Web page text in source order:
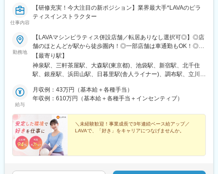
無印良品は衣食住にわたる幅広い商品とサービスによって暮らし
の総合提案ができます。個店経営によってその強みを最大限に活
かすことがお客様の役に立ち、「感じ良い暮らしと社会」の実現
■当社について：
「感じ良い暮らしと社会」の実現を目指して無印良品をはじめと
した、様々な事業を展開しています。ESG経営を本業として、
「実質本位のモノづくり」や社会課題に対する取り組みを行って
その中で、無印良品は「暮らしの基本」となる商品を、適正な品
質と価格でお客様に提供しています。店舗を担う営業本部販売部
そして現在、2028年8月期までの3か年計画（営業収益1兆円、営
業利益1,000億円、営業利益率10％）達成を目指し、下記取り組
みに注力しています。
・「個店経営」を実現するための仕組みの整備
・各地域・店舗による自律的な商いの実践
仕事内容
【研修充実！今大注目の新ポジション】業界最大手*LAVAのピラ
ティスインストラクター
勤務地
【LAVAマシンピラティス併設店舗／転居ありなし選択可◎】◎店
舗のほとんどが駅から徒歩圏内！◎一部店舗は車通勤もOK！◎毎
月平均3店舗、新店OPEN中！ ■ 関東東京／神奈川／千葉／埼玉／
茨城／栃木 ■ 関西大阪／京都／兵庫／奈良／和歌山 ■ その他【北
海道・東北】北海道／宮城／秋田／福島【中部】愛知／静岡／長
／長崎／鹿児島＼海外勤務チャンスあり！／日本で経験を積んだ
あと、シンガポール、マレーシア、ベトナムのLAVA店舗で2～6カ
連続ベースアップ！未経験でも月収43万円可■選べる働き方充
実！転居ありorなし選択可■住宅手当最大月5万円（規定あり）■イ
ンセンティブ平均額93万円！■長期休暇も取得OK！5連休取得率
90％超■産育休取得率100%、復帰率92.5%■ヨガレッスンや国際
資格の取得も可能！
【最寄り駅】
神泉駅、三軒茶屋駅、大森駅(東京都)、池袋駅、新宿駅、北千住
駅、銀座駅、浜田山駅、日暮里駅(舎人ライナー)、調布駅、立川北
駅、川崎駅、蕨駅、大宮駅(埼玉県)、幸手駅、熊谷駅、みずほ台
駅、桶川駅、北越谷駅、入間市駅、柏駅、津田沼駅、船橋駅、京
葉県)、君津駅、葭川公園駅、上野幌駅、帯広駅、手稲駅、さっぽ
ろ駅、四ツ小屋駅、あおば通駅、杜せきのした駅、郡山駅(福島
県)、南福島駅、研究学園駅、小木津駅、守谷駅、石岡駅、鹿島神
宮駅、みらい平駅、足利駅、南宇都宮駅、南富山駅、新高岡駅、
金沢駅、鼎駅、美濃青柳駅、西笠松駅、美濃太田駅、新静岡駅、
小田井駅、荒子川公園駅、西尾駅、太田川駅、東浦駅、祝園駅、
給与
月収例：43万円（基本給＋各種手当）
年収例：610万円（基本給＋各種手当＋インセンティブ）
＼未経験歓迎！事業成長で3年連続ベース給アップ／
LAVAで、「好き」をキャリアにつなげませんか。